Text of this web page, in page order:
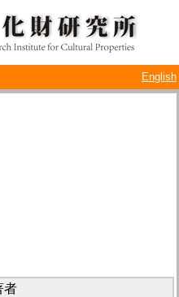
English
者